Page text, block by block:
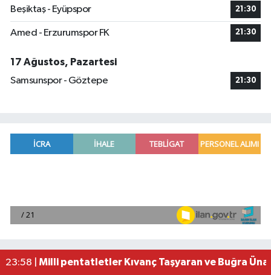
Beşiktaş - Eyüpspor 21:30
Amed - Erzurumspor FK 21:30
17 Ağustos, Pazartesi
Samsunspor - Göztepe
21:30
00:39 |
Mersin'de uyuşturucu operasyonunda 190
23:58 | Milli pentatletler Kıvanç Taşyaran ve Buğra